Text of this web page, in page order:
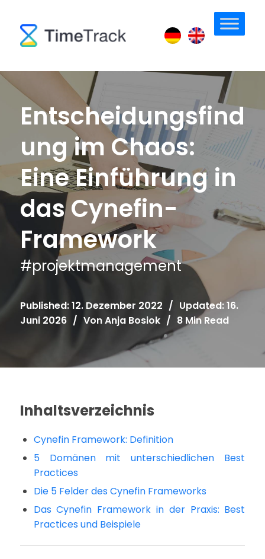
Entscheidungsfind
ung im Chaos:
Eine Einführung in
das Cynefin-
Framework
#projektmanagement
Published: 12. Dezember 2022 / Updated: 16.
Juni 2026 / VonAnja Bosiok / 8 Min Read
Inhaltsverzeichnis
Cynefin Framework: Definition
5 Domänen mit unterschiedlichen Best
Practices
Die 5 Felder des Cynefin Frameworks
Das Cynefin Framework in der Praxis: Best
Practices und Beispiele